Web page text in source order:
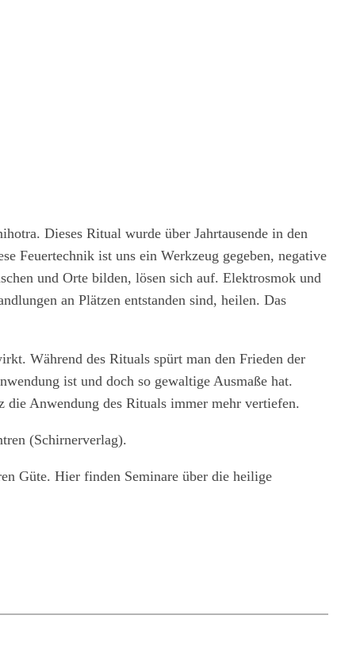
Dieses Ritual wurde über Jahrtausende in den
Feuertechnik ist uns ein Werkzeug gegeben, negative
und Orte bilden, lösen sich auf. Elektrosmok und
an Plätzen entstanden sind, heilen. Das
Während des Rituals spürt man den Frieden der
ist und doch so gewaltige Ausmaße hat.
die Anwendung des Rituals immer mehr vertiefen.
(Schirnerverlag).
Güte. Hier finden Seminare über die heilige